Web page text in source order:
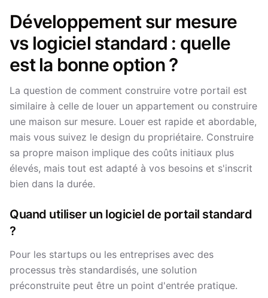
Développement sur mesure
vs logiciel standard : quelle
est la bonne option ?
La question de comment construire votre portail est
similaire à celle de louer un appartement ou construire
une maison sur mesure. Louer est rapide et abordable,
mais vous suivez le design du propriétaire. Construire
sa propre maison implique des coûts initiaux plus
élevés, mais tout est adapté à vos besoins et s'inscrit
bien dans la durée.
Quand utiliser un logiciel de portail standard
?
Pour les startups ou les entreprises avec des
processus très standardisés, une solution
préconstruite peut être un point d'entrée pratique.